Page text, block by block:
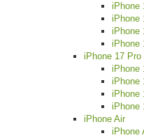
iPhone
iPhone
iPhone
iPhone
iPhone 17 Pro
iPhone
iPhone
iPhone
iPhone
iPhone Air
iPhone